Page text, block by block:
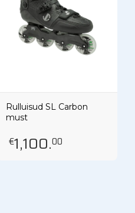
Rulluisud SL Carbon
must
€1,100.00